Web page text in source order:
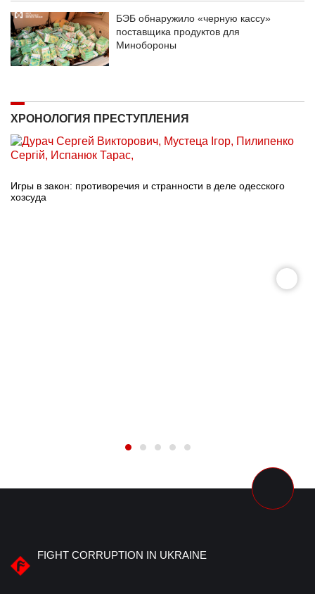
БЭБ обнаружило «черную кассу»
поставщика продуктов для
Минобороны
ХРОНОЛОГИЯ ПРЕСТУПЛЕНИЯ
Игры в закон: противоречия и странности в деле одесского
хозсуда
FIGHT CORRUPTION IN UKRAINE